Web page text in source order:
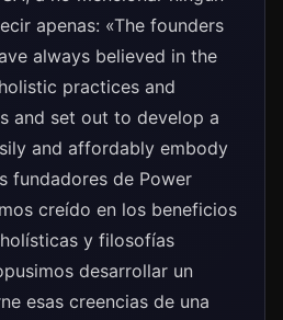
apenas: «The founders
always believed in the
practices and
and set out to develop a
and affordably embody
fundadores de Power
creído en los beneficios
y filosofías
desarrollar un
esas creencias de una